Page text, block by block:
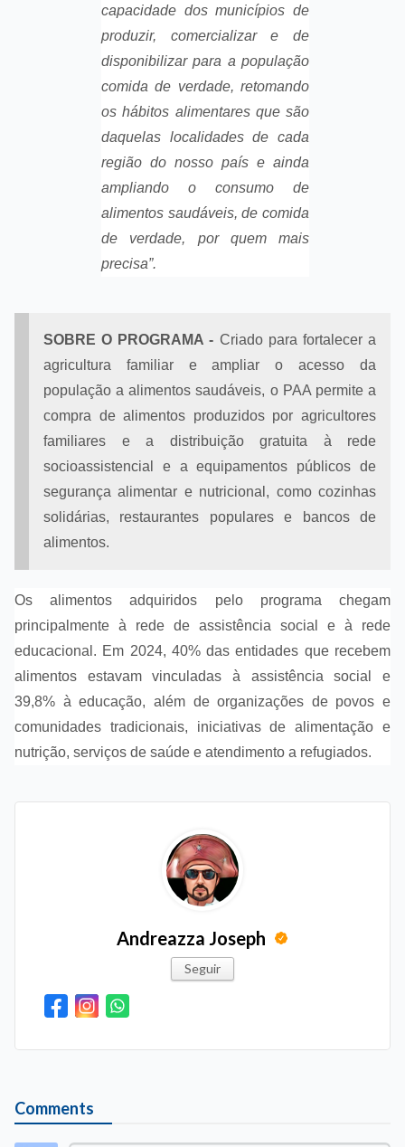
capacidade dos municípios de
produzir, comercializar e de
disponibilizar para a população
comida de verdade, retomando
os hábitos alimentares que são
daquelas localidades de cada
região do nosso país e ainda
ampliando o consumo de
alimentos saudáveis, de comida
de verdade, por quem mais
precisa”.
SOBRE O PROGRAMA - Criado para fortalecer a
agricultura familiar e ampliar o acesso da
população a alimentos saudáveis, o PAA permite a
compra de alimentos produzidos por agricultores
familiares e a distribuição gratuita à rede
socioassistencial e a equipamentos públicos de
segurança alimentar e nutricional, como cozinhas
solidárias, restaurantes populares e bancos de
alimentos.
Os alimentos adquiridos pelo programa chegam
principalmente à rede de assistência social e à rede
educacional. Em 2024, 40% das entidades que recebem
alimentos estavam vinculadas à assistência social e
39,8% à educação, além de organizações de povos e
comunidades tradicionais, iniciativas de alimentação e
nutrição, serviços de saúde e atendimento a refugiados.
Andreazza Joseph
Seguir
Comments